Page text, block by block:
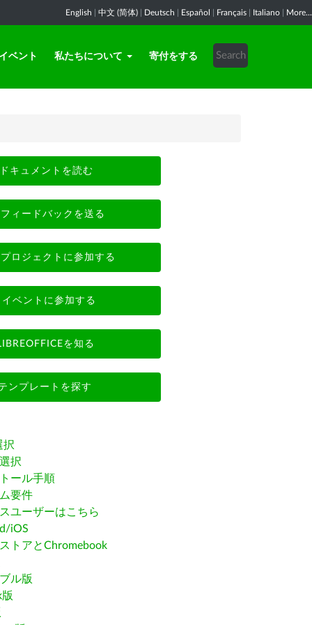
English 中文 (简体) Deutsch Español Français Italiano More...
イベント 私たちについて 寄付をする
ドキュメントを読む
フィードバックを送る
プロジェクトに参加する
イベントに参加する
を知る
ンプレートを探す
択
択
ール手順
要件
ユーザーはこちら
iOS
トアとChromebook
ル版